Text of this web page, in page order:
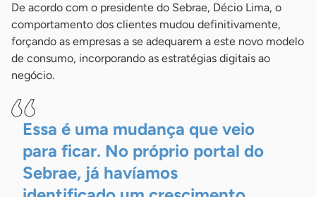
De acordo com o presidente do Sebrae, Décio Lima, o
comportamento dos clientes mudou definitivamente,
forçando as empresas a se adequarem a este novo modelo
de consumo, incorporando as estratégias digitais ao
negócio.
Essa é uma mudança que veio
para ficar. No próprio portal do
Sebrae, já havíamos